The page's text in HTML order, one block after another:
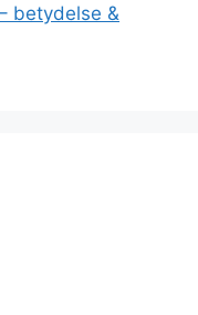
betydelse &